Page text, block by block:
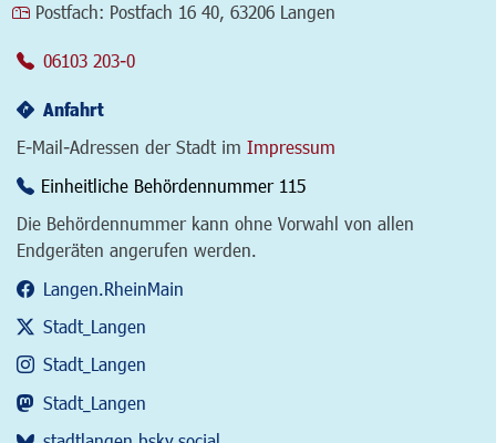
Postfach: Postfach 16 40, 63206 Langen
06103 203-0
Anfahrt
E-Mail-Adressen der Stadt im Impressum
Einheitliche Behördennummer 115
Die Behördennummer kann ohne Vorwahl von allen
Endgeräten angerufen werden.
Langen.RheinMain
Stadt_Langen
Stadt_Langen
Stadt_Langen